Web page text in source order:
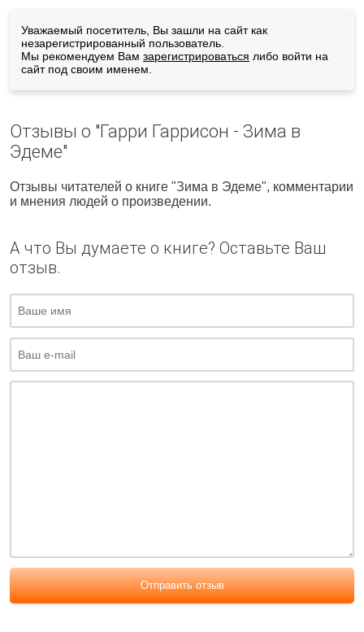
Уважаемый посетитель, Вы зашли на сайт как
незарегистрированный пользователь.
Мы рекомендуем Вам зарегистрироваться либо войти на
сайт под своим именем.
Отзывы о "Гарри Гаррисон - Зима в
Эдеме"
Отзывы читателей о книге "Зима в Эдеме", комментарии
и мнения людей о произведении.
А что Вы думаете о книге? Оставьте Ваш
отзыв.
Отправить отзыв